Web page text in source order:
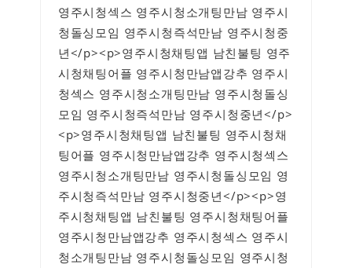
영주시청섹스 영주시청소개팅만남 영주시
청돌싱모임 영주시청즉석만남 영주시청중
년</p><p>영주시청채팅앱 남친불팅 영주
시청채팅어플 영주시청만남앱강추 영주시
청섹스 영주시청소개팅만남 영주시청돌싱
모임 영주시청즉석만남 영주시청중년</p>
<p>영주시청채팅앱 남친불팅 영주시청채
팅어플 영주시청만남앱강추 영주시청섹스
영주시청소개팅만남 영주시청돌싱모임 영
주시청즉석만남 영주시청중년</p><p>영
주시청채팅앱 남친불팅 영주시청채팅어플
영주시청만남앱강추 영주시청섹스 영주시
청소개팅만남 영주시청돌싱모임 영주시청